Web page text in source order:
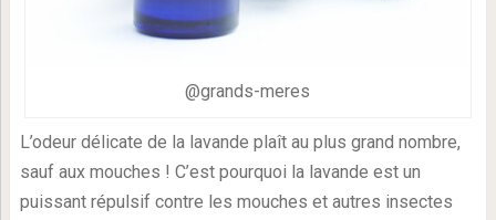
@grands-meres
L’odeur délicate de la lavande plaît au plus grand nombre,
sauf aux mouches ! C’est pourquoi la lavande est un
puissant répulsif contre les mouches et autres insectes